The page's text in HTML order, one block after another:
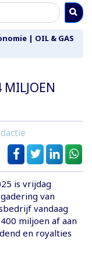
| OIL & GAS
MILJOEN
is vrijdag
van
vandaag
miljoen af aan
en royalties